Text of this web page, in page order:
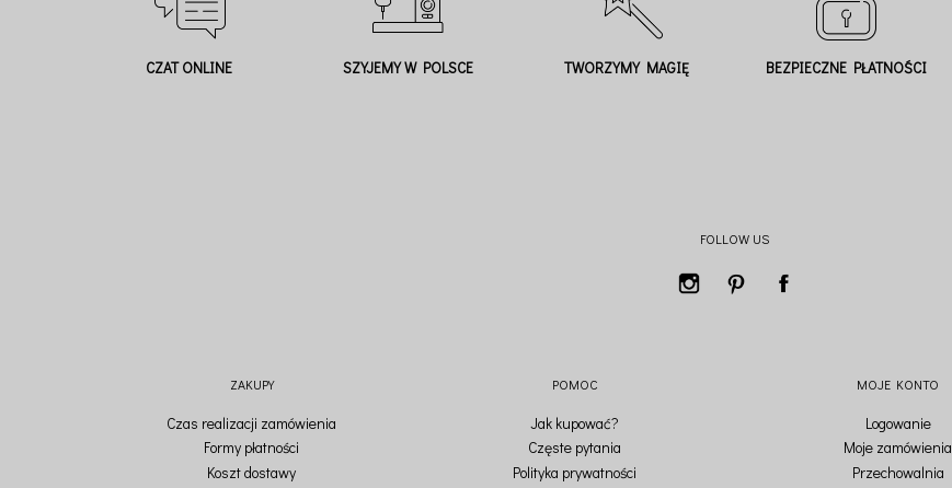
CZAT ONLINE SZYJEMY W POLSCE TWORZYMY MAGIĘ BEZPIECZNE PŁATNOŚCI
FOLLOW US
ZAKUPY
Czas realizacji zamówienia
Formy płatności
Koszt dostawy
POMOC
Jak kupować?
Częste pytania
Polityka prywatności
MOJE KONTO
Logowanie
Moje zamówienia
Przechowalnia